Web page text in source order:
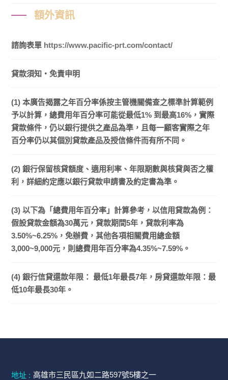
額外資訊
諮詢表單 https://www.pacific-prt.com/contact/
貸款須知・免責申明
(1) 本廣告揭露之年百分率係按主管機關備查之標準計算範例
予以計算，總費用年百分率可能從最低1% 到最高16%，實際
貸款條件，仍以銀行提供之產品為準，且每一顧客實際之年
百分率仍以其個別貸款產品及授信條件而有所不同。
(2) 銀行保留核貸額度、適用利率、年限期數與核貸與否之權
利，詳細約定應以銀行貸款申請書及約定書為準。
(3) 以下為「總費用年百分率」計算參考，以信用貸款為例：
假設貸款金額為30萬元，貸款期間5年，貸款利率為
3.50%~6.25%，免辦費，其他各項相關費用總金額
3,000~9,000元，則總費用年百分率為4.35%~7.59%。
(4) 銀行信貸還款年限： 最低1年最長7年，房貸還款年限：最
低10年最長30年。
地址 : 高雄市三民區九如二路597號5樓之一